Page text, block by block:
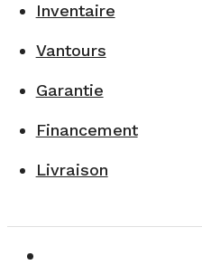
Inventaire
Vantours
Garantie
Financement
Livraison